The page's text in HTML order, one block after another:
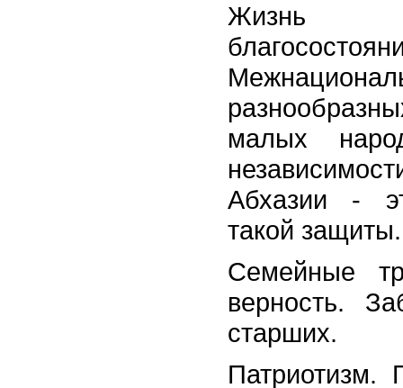
Жизнь
малых
Абхазии -
такой защиты.
Семейные
верность.
старших.
Патриотизм.